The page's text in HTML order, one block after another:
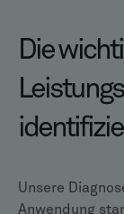
Die
Unsere
Anwendung